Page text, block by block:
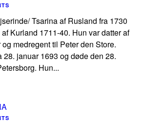
Tsarina af Rusland fra 1730
Kurland 1711-40. Hun var datter af
medregent til Peter den Store.
28. januar 1693 og døde den 28.
Hun...